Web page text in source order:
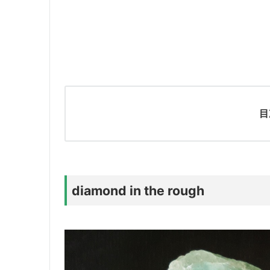
diamond in the rough